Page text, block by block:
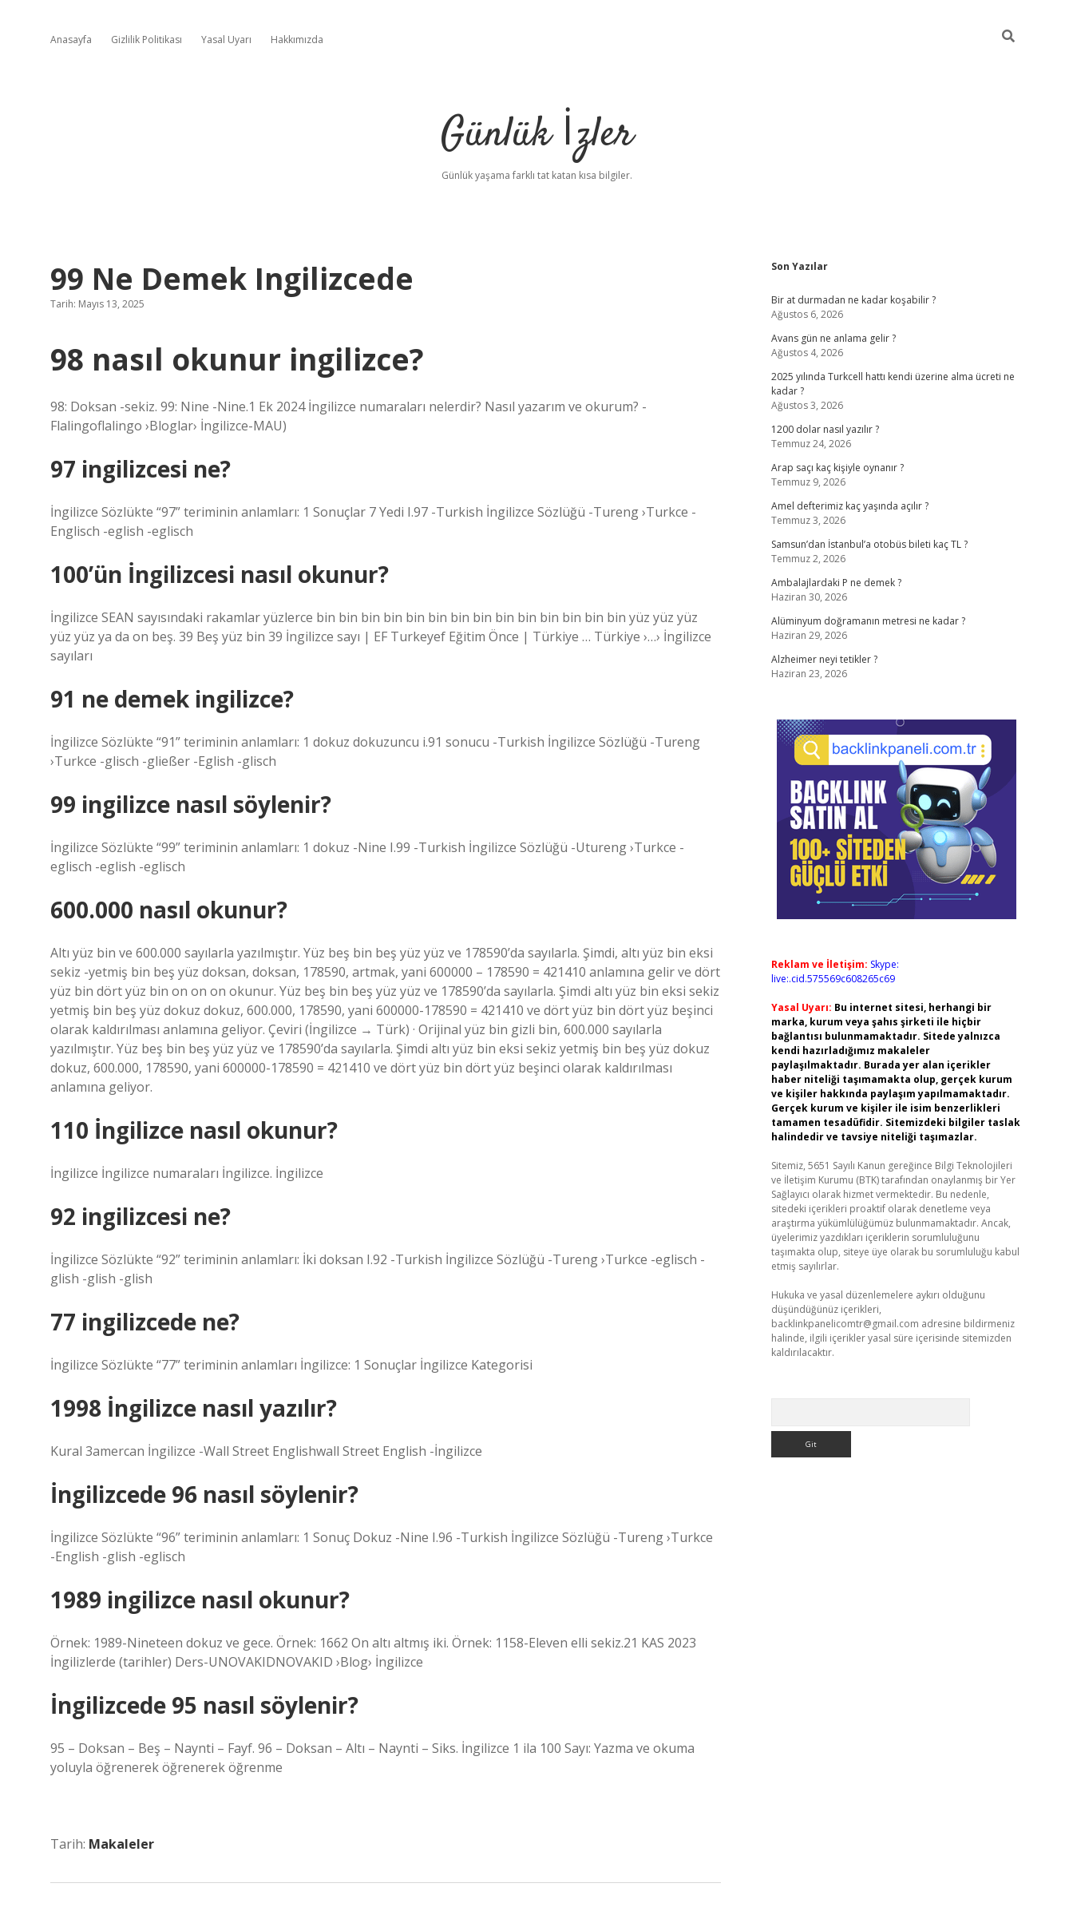
Anasayfa Gizlilik Politikası Yasal Uyarı Hakkımızda
Günlük İzler
Günlük yaşama farklı tat katan kısa bilgiler.
99 Ne Demek Ingilizcede
Tarih: Mayıs 13, 2025
98 nasıl okunur ingilizce?
98: Doksan -sekiz. 99: Nine -Nine.1 Ek 2024 İngilizce numaraları nelerdir? Nasıl yazarım ve okurum? -
Flalingoflalingo ›Bloglar› İngilizce-MAU)
97 ingilizcesi ne?
İngilizce Sözlükte “97” teriminin anlamları: 1 Sonuçlar 7 Yedi I.97 -Turkish İngilizce Sözlüğü -Tureng ›Turkce -
Englisch -eglish -eglisch
100’ün İngilizcesi nasıl okunur?
İngilizce SEAN sayısındaki rakamlar yüzlerce bin bin bin bin bin bin bin bin bin bin bin bin bin bin yüz yüz yüz
yüz yüz ya da on beş. 39 Beş yüz bin 39 İngilizce sayı | EF Turkeyef Eğitim Önce | Türkiye … Türkiye ›…› İngilizce
sayıları
91 ne demek ingilizce?
İngilizce Sözlükte “91” teriminin anlamları: 1 dokuz dokuzuncu i.91 sonucu -Turkish İngilizce Sözlüğü -Tureng
›Turkce -glisch -gließer -Eglish -glisch
99 ingilizce nasıl söylenir?
İngilizce Sözlükte “99” teriminin anlamları: 1 dokuz -Nine I.99 -Turkish İngilizce Sözlüğü -Utureng ›Turkce -
eglisch -eglish -eglisch
600.000 nasıl okunur?
Altı yüz bin ve 600.000 sayılarla yazılmıştır. Yüz beş bin beş yüz yüz ve 178590’da sayılarla. Şimdi, altı yüz bin eksi
sekiz -yetmiş bin beş yüz doksan, doksan, 178590, artmak, yani 600000 – 178590 = 421410 anlamına gelir ve dört
yüz bin dört yüz bin on on on okunur. Yüz beş bin beş yüz yüz ve 178590’da sayılarla. Şimdi altı yüz bin eksi sekiz
yetmiş bin beş yüz dokuz dokuz, 600.000, 178590, yani 600000-178590 = 421410 ve dört yüz bin dört yüz beşinci
olarak kaldırılması anlamına geliyor. Çeviri (İngilizce → Türk) · Orijinal yüz bin gizli bin, 600.000 sayılarla
yazılmıştır. Yüz beş bin beş yüz yüz ve 178590’da sayılarla. Şimdi altı yüz bin eksi sekiz yetmiş bin beş yüz dokuz
dokuz, 600.000, 178590, yani 600000-178590 = 421410 ve dört yüz bin dört yüz beşinci olarak kaldırılması
anlamına geliyor.
110 İngilizce nasıl okunur?
İngilizce İngilizce numaraları İngilizce. İngilizce
92 ingilizcesi ne?
İngilizce Sözlükte “92” teriminin anlamları: İki doksan I.92 -Turkish İngilizce Sözlüğü -Tureng ›Turkce -eglisch -
glish -glish -glish
77 ingilizcede ne?
İngilizce Sözlükte “77” teriminin anlamları İngilizce: 1 Sonuçlar İngilizce Kategorisi
1998 İngilizce nasıl yazılır?
Kural 3amercan İngilizce -Wall Street Englishwall Street English -İngilizce
İngilizcede 96 nasıl söylenir?
İngilizce Sözlükte “96” teriminin anlamları: 1 Sonuç Dokuz -Nine I.96 -Turkish İngilizce Sözlüğü -Tureng ›Turkce
-English -glish -eglisch
1989 ingilizce nasıl okunur?
Örnek: 1989-Nineteen dokuz ve gece. Örnek: 1662 On altı altmış iki. Örnek: 1158-Eleven elli sekiz.21 KAS 2023
İngilizlerde (tarihler) Ders-UNOVAKIDNOVAKID ›Blog› İngilizce
İngilizcede 95 nasıl söylenir?
95 – Doksan – Beş – Naynti – Fayf. 96 – Doksan – Altı – Naynti – Siks. İngilizce 1 ila 100 Sayı: Yazma ve okuma
yoluyla öğrenerek öğrenerek öğrenme
Tarih: Makaleler
Sidebar
Son Yazılar
Bir at durmadan ne kadar koşabilir ?
Ağustos 6, 2026
Avans gün ne anlama gelir ?
Ağustos 4, 2026
2025 yılında Turkcell hattı kendi üzerine alma ücreti ne
kadar ?
Ağustos 3, 2026
1200 dolar nasıl yazılır ?
Temmuz 24, 2026
Arap saçı kaç kişiyle oynanır ?
Temmuz 9, 2026
Amel defterimiz kaç yaşında açılır ?
Temmuz 3, 2026
Samsun’dan İstanbul’a otobüs bileti kaç TL ?
Temmuz 2, 2026
Ambalajlardaki P ne demek ?
Haziran 30, 2026
Alüminyum doğramanın metresi ne kadar ?
Haziran 29, 2026
Alzheimer neyi tetikler ?
Haziran 23, 2026
Reklam ve İletişim: Skype:
live:.cid.575569c608265c69
Yasal Uyarı: Bu internet sitesi, herhangi bir
marka, kurum veya şahıs şirketi ile hiçbir
bağlantısı bulunmamaktadır. Sitede yalnızca
kendi hazırladığımız makaleler
paylaşılmaktadır. Burada yer alan içerikler
haber niteliği taşımamakta olup, gerçek kurum
ve kişiler hakkında paylaşım yapılmamaktadır.
Gerçek kurum ve kişiler ile isim benzerlikleri
tamamen tesadüfidir. Sitemizdeki bilgiler taslak
halindedir ve tavsiye niteliği taşımazlar.
Sitemiz, 5651 Sayılı Kanun gereğince Bilgi Teknolojileri
ve İletişim Kurumu (BTK) tarafından onaylanmış bir Yer
Sağlayıcı olarak hizmet vermektedir. Bu nedenle,
sitedeki içerikleri proaktif olarak denetleme veya
araştırma yükümlülüğümüz bulunmamaktadır. Ancak,
üyelerimiz yazdıkları içeriklerin sorumluluğunu
taşımakta olup, siteye üye olarak bu sorumluluğu kabul
etmiş sayılırlar.
Hukuka ve yasal düzenlemelere aykırı olduğunu
düşündüğünüz içerikleri,
backlinkpanelicomtr@gmail.com adresine bildirmeniz
halinde, ilgili içerikler yasal süre içerisinde sitemizden
kaldırılacaktır.